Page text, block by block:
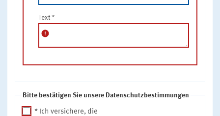
Text *
error
Bitte bestätigen Sie unsere Datenschutzbestimmungen
* Ich versichere, die